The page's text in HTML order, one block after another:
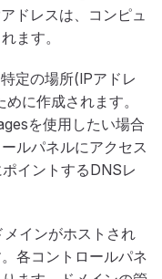
ドレスは、コンピュ
ます。
定の場所(IPアドレ
に作成されます。
を使用したい場合
ルパネルにアクセス
イントするDNSレ
インがホストされ
各コントロールパネ